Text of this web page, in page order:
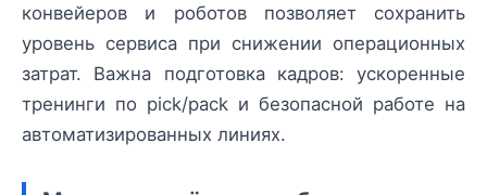
конвейеров и роботов позволяет сохранить
уровень сервиса при снижении операционных
затрат. Важна подготовка кадров: ускоренные
тренинги по pick/pack и безопасной работе на
автоматизированных линиях.